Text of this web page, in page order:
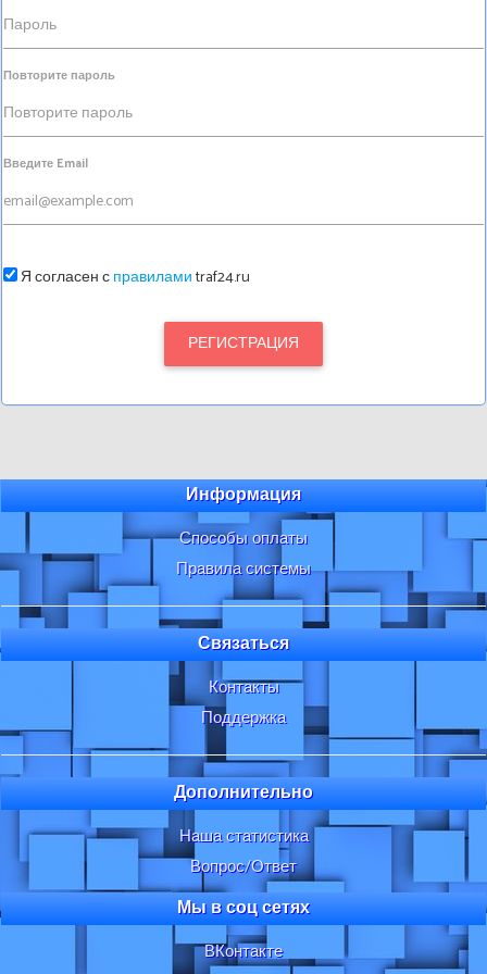
Повторите пароль
Введите Email
Я согласен справиламиtraf24.ru
Информация
Способы оплаты
Правила системы
Связаться
Контакты
Поддержка
Дополнительно
Наша статистика
Вопрос/Ответ
Мы в соц сетях
ВКонтакте